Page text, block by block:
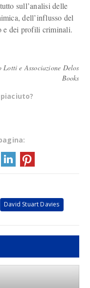
sull’analisi delle
dell’influsso del
e dei profili criminali.
e Associazione Delos
Books
David Stuart Davies